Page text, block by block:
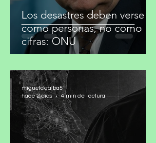
Los desastres deben verse
como personas, no como
cifras: ONU
migueldealba5
hace 2 días
4 min de lectura